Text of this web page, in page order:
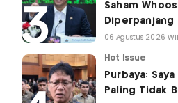
Saham
Diperpanjang
06 Agustus 2026
Hot Issue
Purbaya:
Paling Tidak